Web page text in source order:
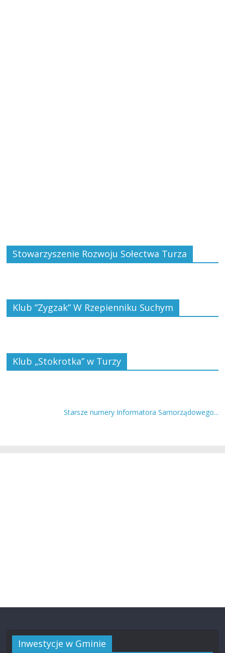
Stowarzyszenie Rozwoju Sołectwa Turza
Klub ”Zygzak” W Rzepienniku Suchym
Klub „Stokrotka” w Turzy
Starsze numery Informatora Samorządowego...
Inwestycje w Gminie